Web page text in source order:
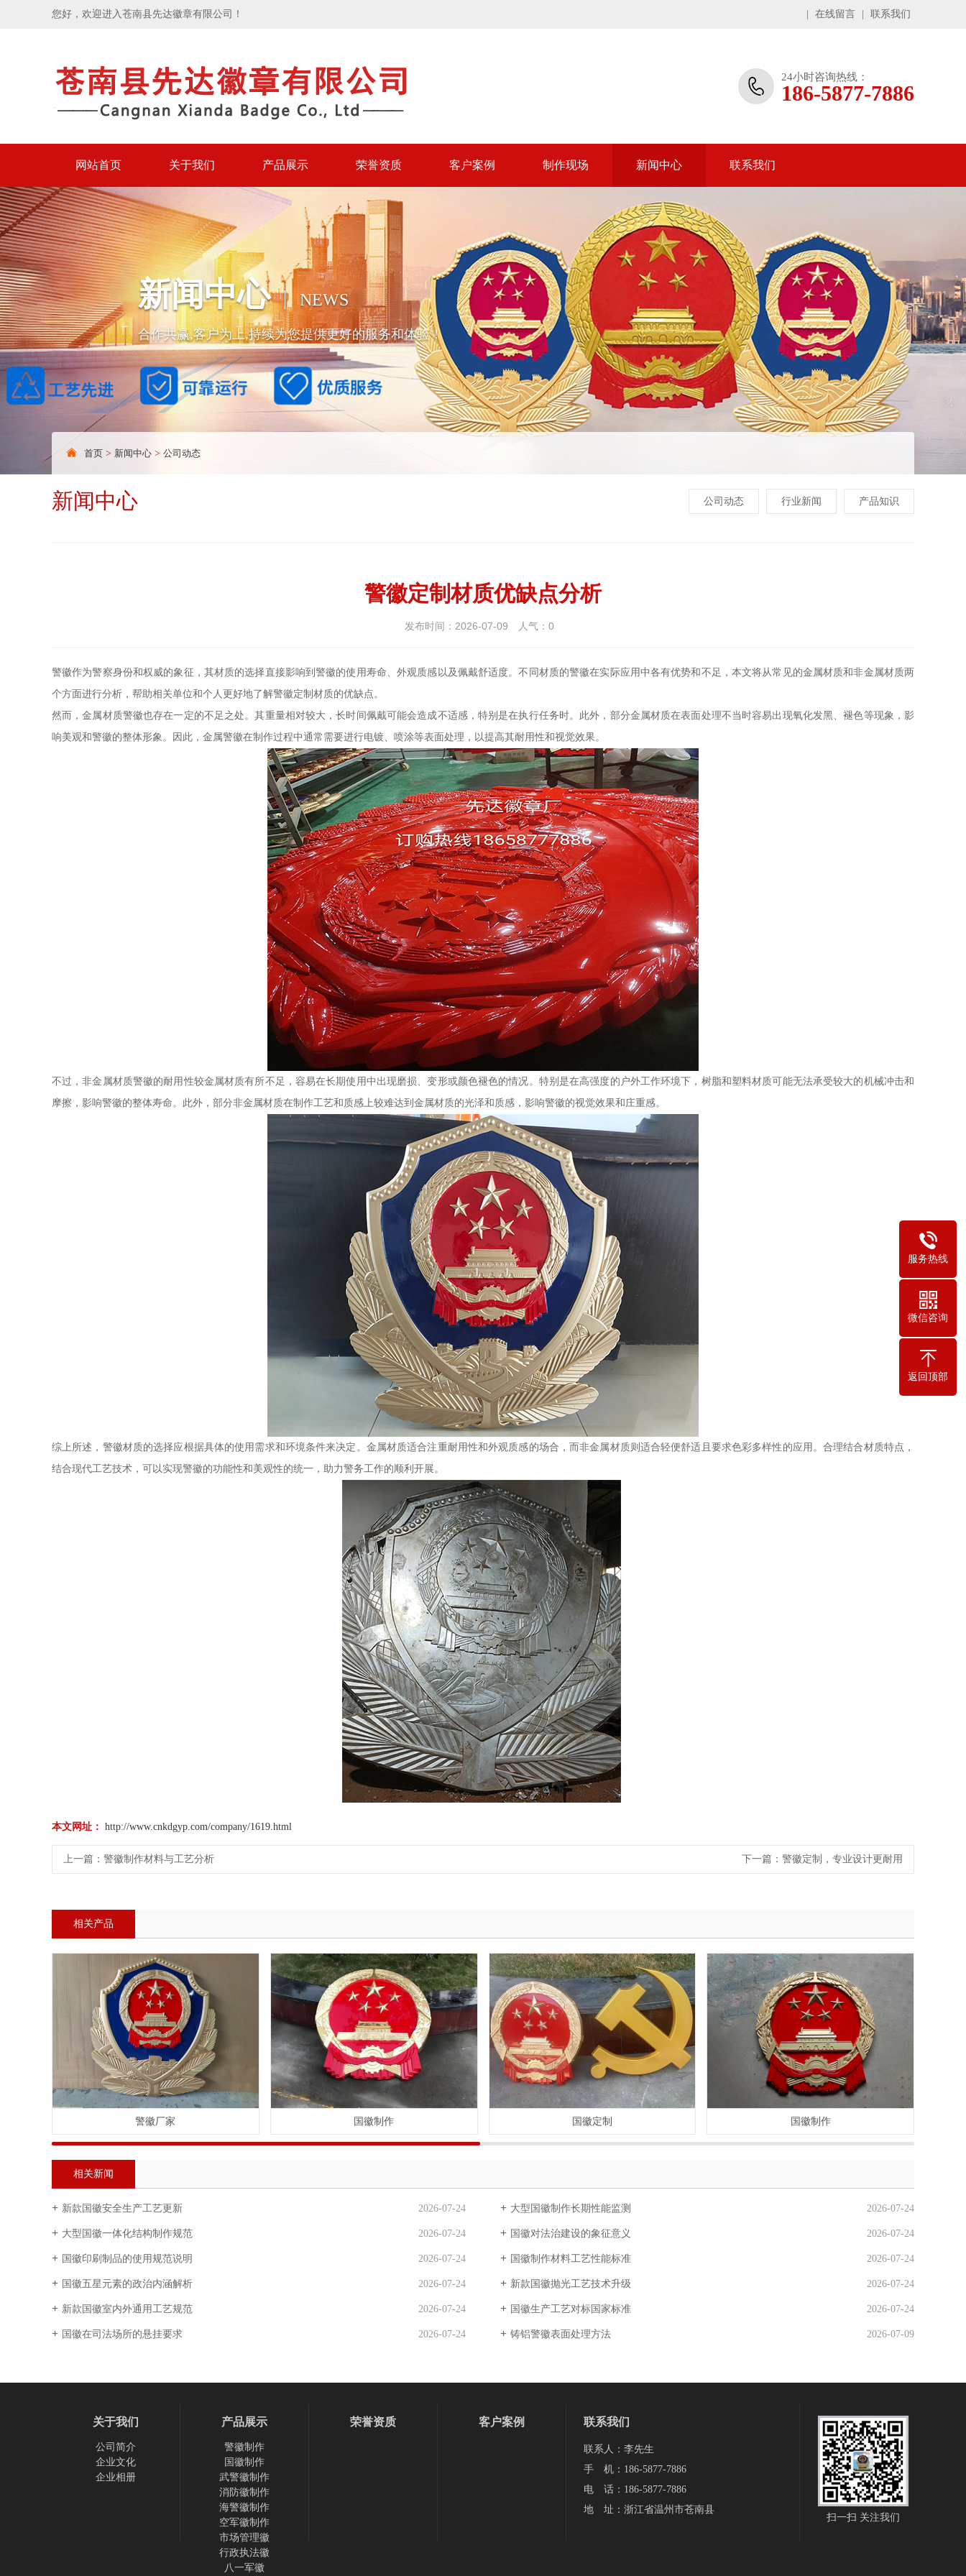
您好，欢迎进入苍南县先达徽章有限公司！ 在线留言 联系我们
24小时咨询热线：
186-5877-7886
网站首页 关于我们 产品展示 荣誉资质 客户案例 制作现场 新闻中心 联系我们
新闻中心 NEWS
合作共赢,客户为上,持续为您提供更好的服务和体验！
首页 > 新闻中心 > 公司动态
新闻中心 公司动态 行业新闻 产品知识
警徽定制材质优缺点分析
发布时间：2026-07-09 人气： 0
警徽作为警察身份和权威的象征，其材质的选择直接影响到警徽的使用寿命、外观质感以及佩戴舒适度。不同材质的警徽在实际应用中各有优势和不足，本文将从常见的金属材质和非金属材质两
个方面进行分析，帮助相关单位和个人更好地了解警徽定制材质的优缺点。
然而，金属材质警徽也存在一定的不足之处。其重量相对较大，长时间佩戴可能会造成不适感，特别是在执行任务时。此外，部分金属材质在表面处理不当时容易出现氧化发黑、褪色等现象，影
响美观和警徽的整体形象。因此，金属警徽在制作过程中通常需要进行电镀、喷涂等表面处理，以提高其耐用性和视觉效果。
不过，非金属材质警徽的耐用性较金属材质有所不足，容易在长期使用中出现磨损、变形或颜色褪色的情况。特别是在高强度的户外工作环境下，树脂和塑料材质可能无法承受较大的机械冲击和
摩擦，影响警徽的整体寿命。此外，部分非金属材质在制作工艺和质感上较难达到金属材质的光泽和质感，影响警徽的视觉效果和庄重感。
综上所述，警徽材质的选择应根据具体的使用需求和环境条件来决定。金属材质适合注重耐用性和外观质感的场合，而非金属材质则适合轻便舒适且要求色彩多样性的应用。合理结合材质特点，
结合现代工艺技术，可以实现警徽的功能性和美观性的统一，助力警务工作的顺利开展。
本文网址： http://www.cnkdgyp.com/company/1619.html
上一篇： 警徽制作材料与工艺分析 下一篇： 警徽定制，专业设计更耐用
相关产品
警徽厂家 国徽制作 国徽定制 国徽制作
相关新闻
新款国徽安全生产工艺更新 2026-07-24 大型国徽制作长期性能监测 2026-07-24
大型国徽一体化结构制作规范 2026-07-24 国徽对法治建设的象征意义 2026-07-24
国徽印刷制品的使用规范说明 2026-07-24 国徽制作材料工艺性能标准 2026-07-24
国徽五星元素的政治内涵解析 2026-07-24 新款国徽抛光工艺技术升级 2026-07-24
新款国徽室内外通用工艺规范 2026-07-24 国徽生产工艺对标国家标准 2026-07-24
国徽在司法场所的悬挂要求 2026-07-24 铸铝警徽表面处理方法 2026-07-09
关于我们
公司简介
企业文化
企业相册
产品展示
警徽制作
国徽制作
武警徽制作
消防徽制作
海警徽制作
空军徽制作
市场管理徽
行政执法徽
八一军徽
荣誉资质 客户案例 联系我们
联系人：李先生‬
手 机：186-5877-7886
电 话：186-5877-7886
地 址：浙江省温州市苍南县
扫一扫 关注我们
服务热线
微信咨询
返回顶部